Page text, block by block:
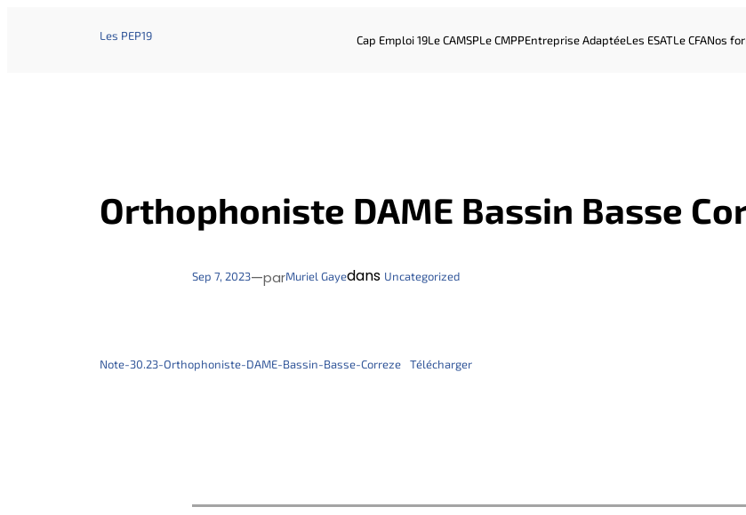
Les PEP19 Cap Emploi 19Le CAMSPLe CMPPEntreprise AdaptéeLes ESATLe CFANos
Orthophoniste DAME Bassin Basse
Sep 7, 2023—parMuriel Gayedans Uncategorized
Note-30.23-Orthophoniste-DAME-Bassin-Basse-Correze Télécharger